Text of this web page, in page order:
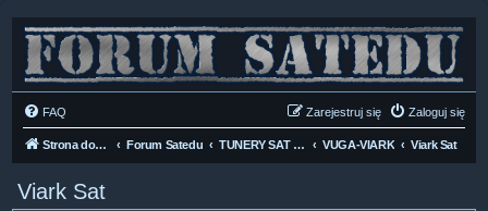
FAQ Zaloguj się
Zarejestruj się
Strona domowa Forum Satedu TUNERY SAT HD-LINUX VUGA-VIARK Viark Sat
Viark Sat